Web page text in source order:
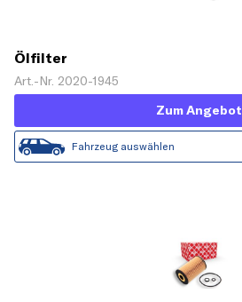
Ölfilter
Art.-Nr. 2020-1945
Zum Angebot
Fahrzeug auswählen